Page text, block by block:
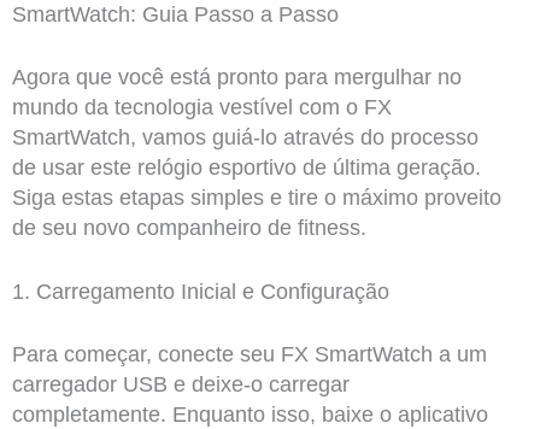
SmartWatch: Guia Passo a Passo
Agora que você está pronto para mergulhar no
mundo da tecnologia vestível com o FX
SmartWatch, vamos guiá-lo através do processo
de usar este relógio esportivo de última geração.
Siga estas etapas simples e tire o máximo proveito
de seu novo companheiro de fitness.
1. Carregamento Inicial e Configuração
Para começar, conecte seu FX SmartWatch a um
carregador USB e deixe-o carregar
completamente. Enquanto isso, baixe o aplicativo